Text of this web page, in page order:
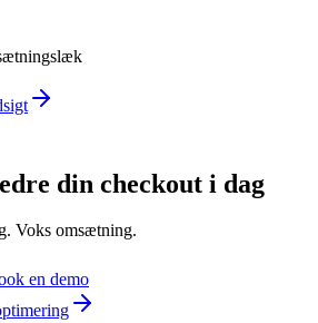
din checkout i dag
Voks omsætning.
en demo